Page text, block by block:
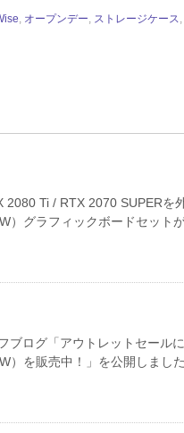
オープンデー ストレージケース
2080 Ti / RTX 2070 SUPERを
）グラフィックボードセット
ブログ「アウトレットセール
）を販売中！」を公開しました